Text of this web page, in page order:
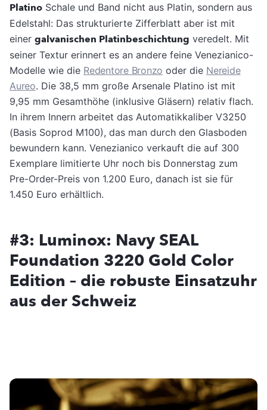
Platino Schale und Band nicht aus Platin, sondern aus
Edelstahl: Das strukturierte Zifferblatt aber ist mit
einer galvanischen Platinbeschichtung veredelt. Mit
seiner Textur erinnert es an andere feine Venezianico-
Modelle wie die Redentore Bronzo oder die Nereide
Aureo. Die 38,5 mm große Arsenale Platino ist mit
9,95 mm Gesamthöhe (inklusive Gläsern) relativ flach.
In ihrem Innern arbeitet das Automatikkaliber V3250
(Basis Soprod M100), das man durch den Glasboden
bewundern kann. Venezianico verkauft die auf 300
Exemplare limitierte Uhr noch bis Donnerstag zum
Pre-Order-Preis von 1.200 Euro, danach ist sie für
1.450 Euro erhältlich.
#3: Luminox: Navy SEAL
Foundation 3220 Gold Color
Edition – die robuste Einsatzuhr
aus der Schweiz